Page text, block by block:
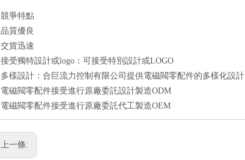
競爭特點
品質優良
交貨迅速
接受獨特設計或logo：可接受特別設計或LOGO
多樣設計：合巨流力控制有限公司提供電磁閥零配件的多樣化設計
電磁閥零配件接受進行原廠委託設計製造ODM
電磁閥零配件接受進行原廠委託代工製造OEM
上一條: